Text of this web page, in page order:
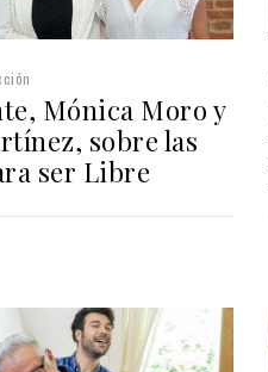
Mónica Moro y
sobre las
ser Libre